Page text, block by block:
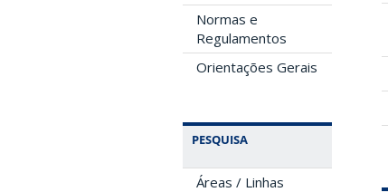
Normas e
Regulamentos
Orientações Gerais
PESQUISA
Áreas / Linhas